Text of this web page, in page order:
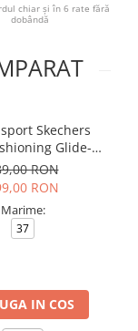
chiar și în 6 rate fără
dobândă
Skechers
Glide-
Step - TRON
RON
Marime:
37
IN COS